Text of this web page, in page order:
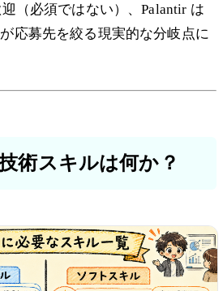
迎（必須ではない）、Palantir は
応募先を絞る現実的な分岐点に
術スキルは何か？